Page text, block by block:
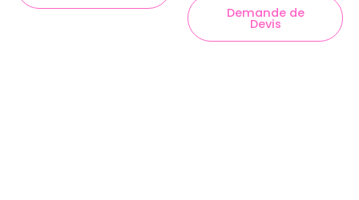
Demande de
Devis